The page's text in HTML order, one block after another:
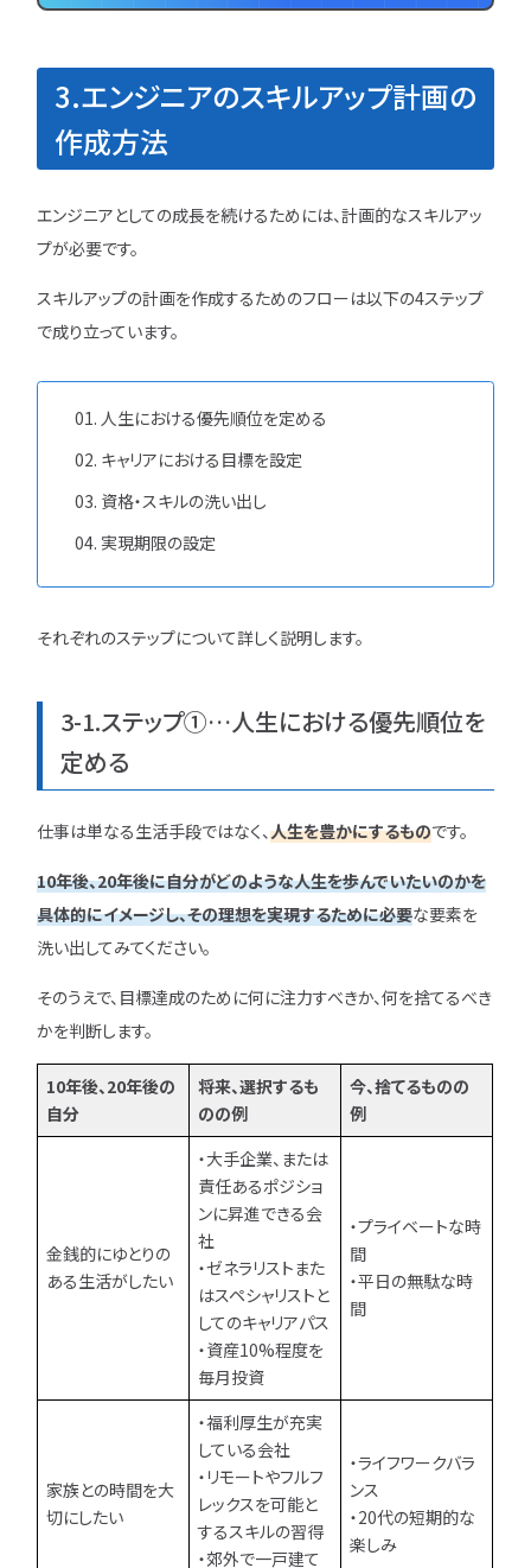
3.エンジニアのスキルアップ計画の
作成方法
エンジニアとしての成長を続けるためには、計画的なスキルアッ
プが必要です。
スキルアップの計画を作成するためのフローは以下の4ステップ
で成り立っています。
人生における優先順位を定める
キャリアにおける目標を設定
資格・スキルの洗い出し
実現期限の設定
それぞれのステップについて詳しく説明します。
3-1.ステップ①…人生における優先順位を
定める
仕事は単なる生活手段ではなく、人生を豊かにするものです。
10年後、20年後に自分がどのような人生を歩んでいたいのかを
具体的にイメージし、その理想を実現するために必要な要素を
洗い出してみてください。
そのうえで、目標達成のために何に注力すべきか、何を捨てるべき
かを判断します。
10年後、20年後の
自分
将来、選択するも
のの例
今、捨てるものの
例
金銭的にゆとりの
ある生活がしたい
・大手企業、または
責任あるポジショ
ンに昇進できる会
社
・ゼネラリストまた
はスペシャリストと
してのキャリアパス
・資産10%程度を
毎月投資
・プライベートな時
間
・平日の無駄な時
間
家族との時間を大
切にしたい
・福利厚生が充実
している会社
・リモートやフルフ
レックスを可能と
するスキルの習得
・郊外で一戸建て
・ライフワークバラ
ンス
・20代の短期的な
楽しみ